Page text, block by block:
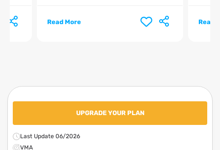
Read More Read
UPGRADE YOUR PLAN
Last Update 06/2026
VMA